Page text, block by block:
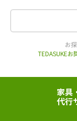
お
TEDASUKE
家具
代行